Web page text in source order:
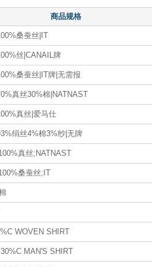
商品规格
桑蚕丝|IT
丝|CANAIL牌
桑蚕丝|IT牌|无需报
真丝30%棉|NATNAST
真丝|爱马仕
绢丝4%棉3%纱|无牌
真丝;NATNAST
桑蚕丝;IT
WOVEN SHIRT
MAN'S SHIRT